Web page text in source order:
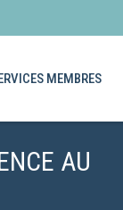
MEMBRES
AU